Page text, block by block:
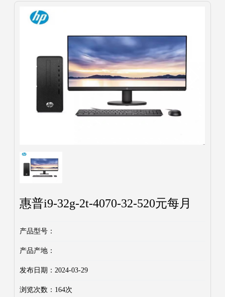
惠普i9-32g-2t-4070-32-520元每月
产品型号：
产品产地：
发布日期：2024-03-29
浏览次数： 164次